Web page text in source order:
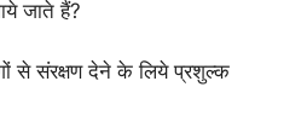
जाते हैं?
से संरक्षण देने के लिये प्रशुल्क